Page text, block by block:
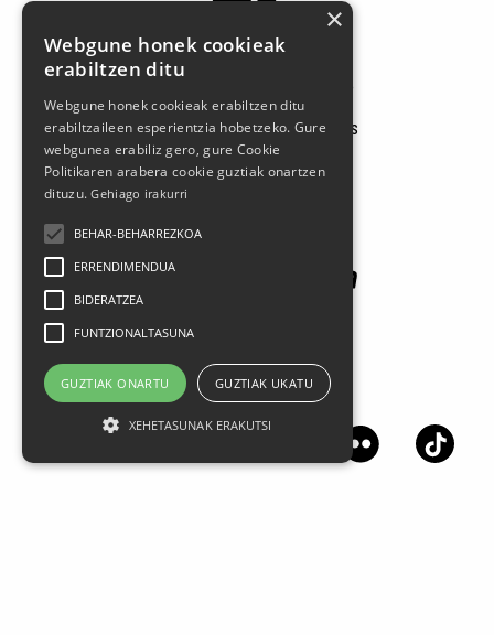
Tel.: 94 681 80 66
gerediaga@durangokoazoka.eus
Síguenos en las redes sociales
×
Webgune honek cookieak
erabiltzen ditu
Webgune honek cookieak erabiltzen ditu
erabiltzaileen esperientzia hobetzeko. Gure
webgunea erabiliz gero, gure Cookie
Politikaren arabera cookie guztiak onartzen
dituzu.Gehiago irakurri
BEHAR-BEHARREZKOA
ERRENDIMENDUA
BIDERATZEA
FUNTZIONALTASUNA
GUZTIAK ONARTU GUZTIAK UKATU
XEHETASUNAK ERAKUTSI